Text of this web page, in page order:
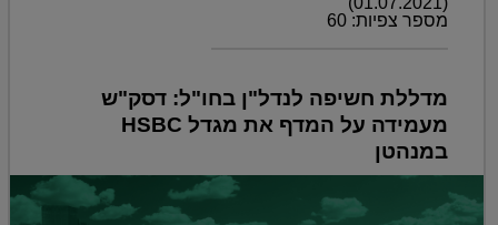
מספר צפיות: 60
מדללת חשיפה לנדל"ן בחו"ל: דסק"ש
מעמידה על המדף את מגדל HSBC
במנהטן